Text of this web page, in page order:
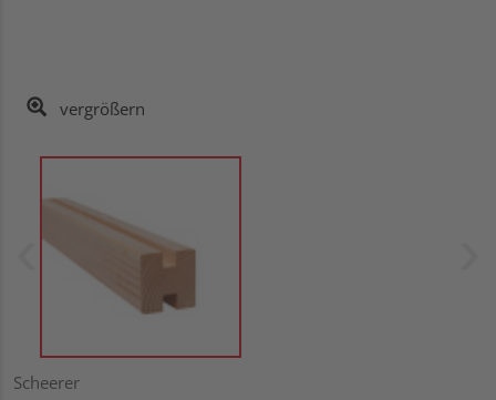
vergrößern
Scheerer